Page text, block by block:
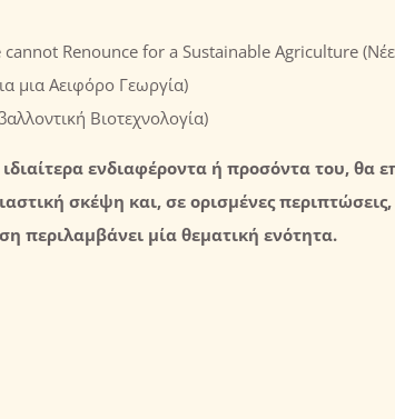
Renounce for a Sustainable Agriculture
μια Αειφόρο Γεωργία)
Βιοτεχνολογία)
ενδιαφέροντα ή προσόντα του, θα
σκέψη και, σε ορισμένες
περιλαμβάνει μία θεματική ενότητα.